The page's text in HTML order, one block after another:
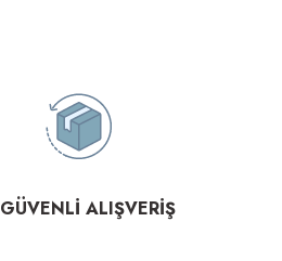
GÜVENLİ ALIŞVERİŞ